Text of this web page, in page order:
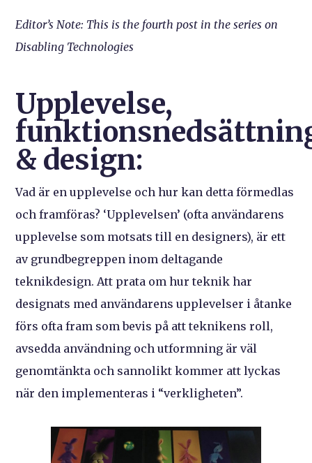
Editor’s Note: This is the fourth post in the series on
Disabling Technologies
Upplevelse,
& design:
Vad är en upplevelse och hur kan detta förmedlas
och framföras? ‘Upplevelsen’ (ofta användarens
upplevelse som motsats till en designers), är ett
av grundbegreppen inom deltagande
teknikdesign. Att prata om hur teknik har
designats med användarens upplevelser i åtanke
förs ofta fram som bevis på att teknikens roll,
avsedda användning och utformning är väl
genomtänkta och sannolikt kommer att lyckas
när den implementeras i “verkligheten”.